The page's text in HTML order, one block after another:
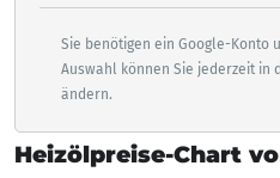
Sie benötigen ein Google-Konto
Auswahl können Sie jederzeit in
ändern.
Heizölpreise-Chart